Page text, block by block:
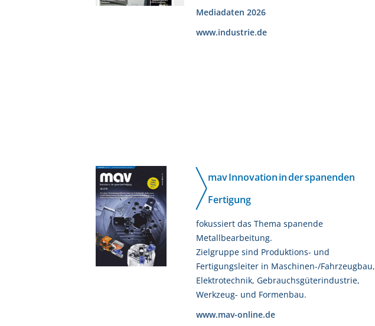
Mediadaten 2026
www.industrie.de
mav Innovation in der spanenden
Fertigung
fokussiert das Thema spanende
Metallbearbeitung.
Zielgruppe sind Produktions- und
Fertigungsleiter in Maschinen-/Fahrzeugbau,
Elektrotechnik, Gebrauchsgüterindustrie,
Werkzeug- und Formenbau.
www.mav-online.de